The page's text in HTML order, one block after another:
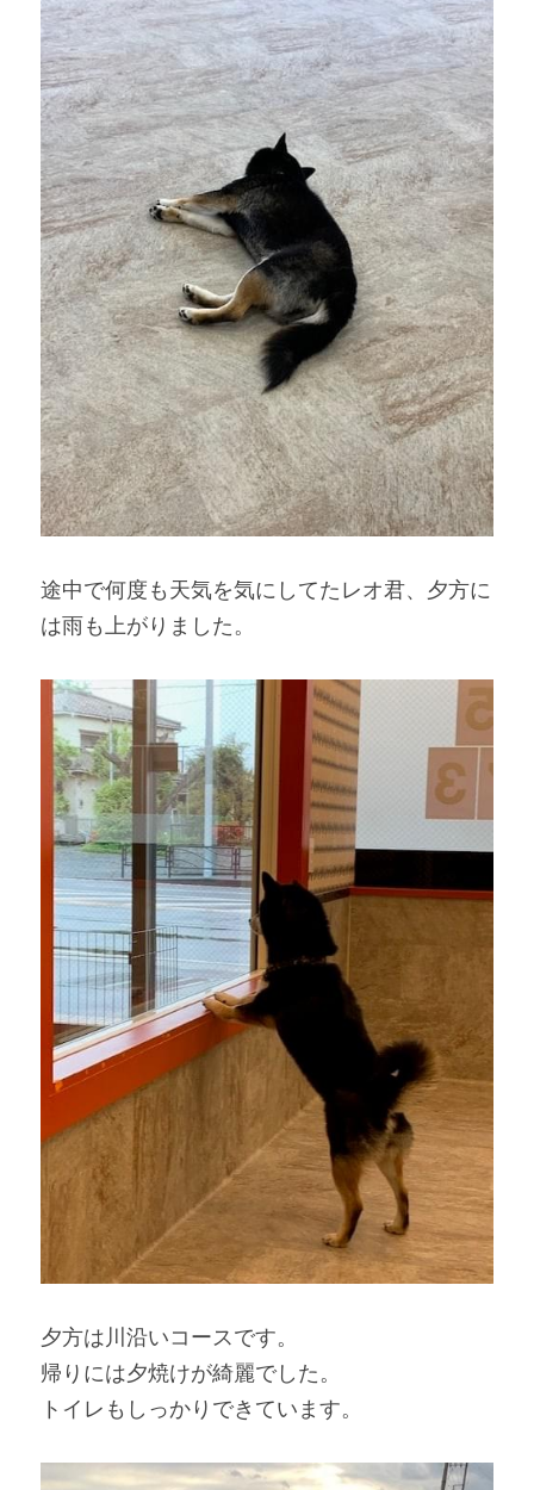
途中で何度も天気を気にしてたレオ君、夕方に
は雨も上がりました。
夕方は川沿いコースです。
帰りには夕焼けが綺麗でした。
トイレもしっかりできています。